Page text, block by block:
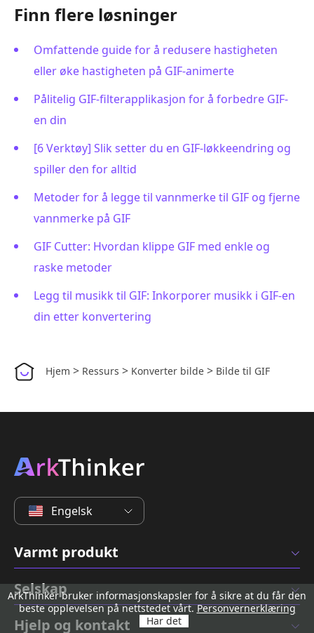
Finn flere løsninger
Omfattende guide for å redusere hastigheten
eller øke hastigheten på GIF-animerte
Pålitelig GIF-filterapplikasjon for å forbedre GIF-
en din
[6 Verktøy] Slik setter du en GIF-løkkeendring og
spiller den for alltid
Metoder for å legge til vannmerke til GIF og fjerne
vannmerke på GIF
GIF Cutter: Hvordan klippe GIF med enkle og
raske metoder
Legg til musikk til GIF: Inkorporer musikk i GIF-en
din etter konvertering
Hjem > Ressurs > Konverter bilde > Bilde til GIF
Engelsk
Varmt produkt
Selskap
Hjelp og kontakt
ArkThinker bruker informasjonskapsler for å sikre at du får den
beste opplevelsen på nettstedet vårt.Personvernerklæring
Har det